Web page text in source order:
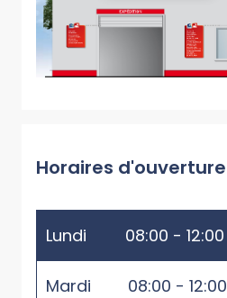
Horaires d'ouverture
Lundi 08:00 - 12:00
Mardi 08:00 - 12:00